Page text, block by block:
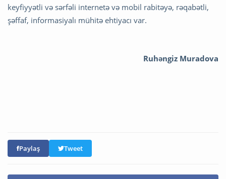
keyfiyyətli və sərfəli internetə və mobil rabitəyə, rəqabətli,
şəffaf, informasiyalı mühitə ehtiyacı var.
Ruhəngiz Muradova
Paylaş Tweet